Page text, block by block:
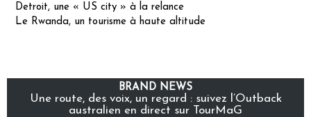
Detroit, une « US city » à la relance
Le Rwanda, un tourisme à haute altitude
BRAND NEWS
Une route, des voix, un regard : suivez l’Outback
australien en direct sur TourMaG